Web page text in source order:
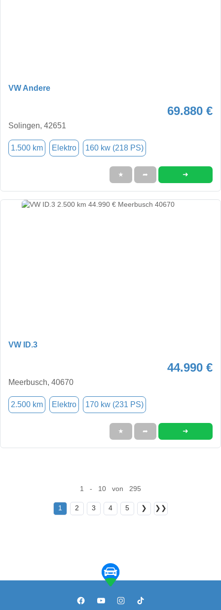
VW Andere
69.880 €
Solingen, 42651
1.500 km Elektro 160 kw (218 PS)
★ ➦ ➜
VW ID.3
44.990 €
Meerbusch, 40670
2.500 km Elektro 170 kw (231 PS)
★ ➦ ➜
1 - 10 von 295
1 2 3 4 5 ❯ ❯❯